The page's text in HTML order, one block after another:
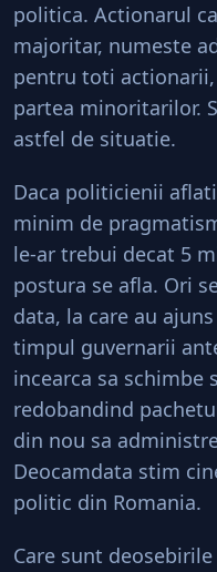
politica. Actionarul
majoritar, numeste
pentru toti
partea minoritarilor.
astfel de situatie.
Daca politicienii
minim de
le-ar trebui decat 5
postura se afla. Ori
data, la care au
timpul guvernarii
incearca sa schimbe
redobandind
din nou sa
Deocamdata stim
politic din Romania.
Care sunt